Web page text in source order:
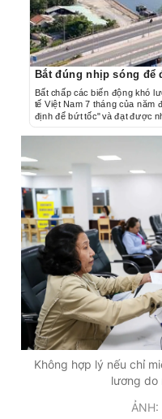
Bắt đúng nhịp sóng để
Bất chấp các biến động khó
tế Việt Nam 7 tháng của năm
định để bứt tốc" và đạt được
quan.
Không hợp lý nếu chỉ
lương do
ẢNH: